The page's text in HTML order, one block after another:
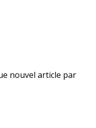
nouvel article par